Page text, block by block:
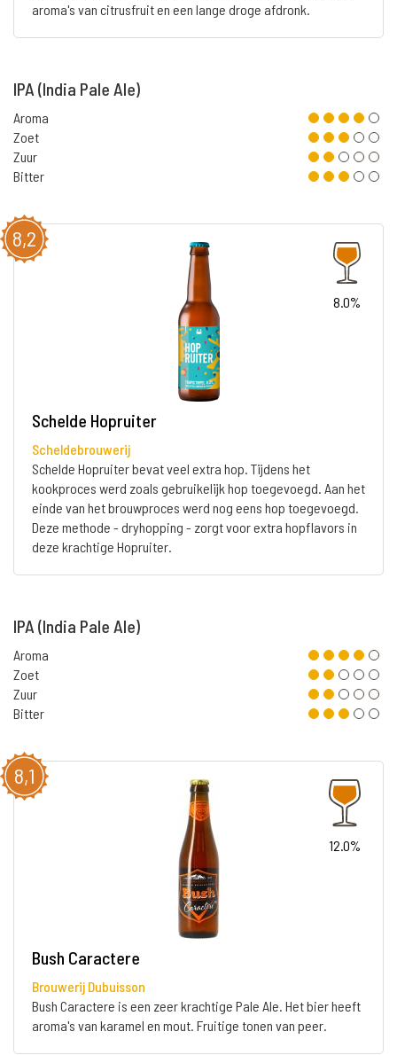
aroma's van citrusfruit en een lange droge afdronk.
IPA (India Pale Ale)
Aroma
Zoet
Zuur
Bitter
8,2
8.0%
Schelde Hopruiter
Scheldebrouwerij
Schelde Hopruiter bevat veel extra hop. Tijdens het
kookproces werd zoals gebruikelijk hop toegevoegd. Aan het
einde van het brouwproces werd nog eens hop toegevoegd.
Deze methode - dryhopping - zorgt voor extra hopflavors in
deze krachtige Hopruiter.
IPA (India Pale Ale)
Aroma
Zoet
Zuur
Bitter
8,1
12.0%
Bush Caractere
Brouwerij Dubuisson
Bush Caractere is een zeer krachtige Pale Ale. Het bier heeft
aroma's van karamel en mout. Fruitige tonen van peer.